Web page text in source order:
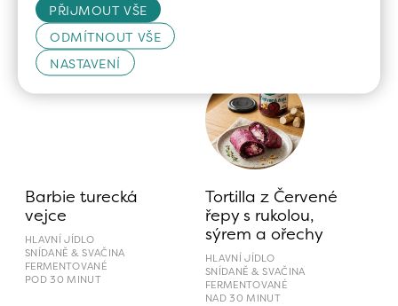
PŘIJMOUT VŠE
ODMÍTNOUT VŠE
NASTAVENÍ
Související recepty
Barbie turecká
vejce
HLAVNÍ JÍDLO
SNÍDANĚ & SVAČINA
FERMENTOVANÉ
POD 30 MINUT
Tortilla z Červené
řepy s rukolou,
sýrem a ořechy
HLAVNÍ JÍDLO
SNÍDANĚ & SVAČINA
FERMENTOVANÉ
NAD 30 MINUT